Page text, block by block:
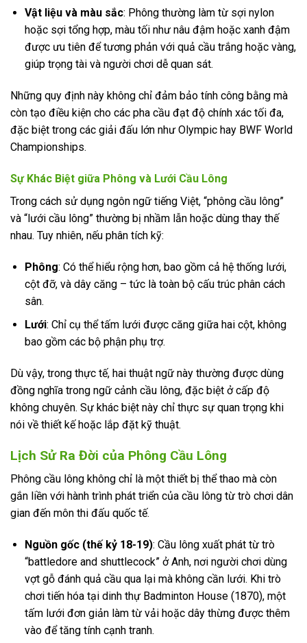
Vật liệu và màu sắc: Phông thường làm từ sợi nylon
hoặc sợi tổng hợp, màu tối như nâu đậm hoặc xanh đậm
được ưu tiên để tương phản với quả cầu trắng hoặc vàng,
giúp trọng tài và người chơi dễ quan sát.
Những quy định này không chỉ đảm bảo tính công bằng mà
còn tạo điều kiện cho các pha cầu đạt độ chính xác tối đa,
đặc biệt trong các giải đấu lớn như Olympic hay BWF World
Championships.
Sự Khác Biệt giữa Phông và Lưới Cầu Lông
Trong cách sử dụng ngôn ngữ tiếng Việt, “phông cầu lông”
và “lưới cầu lông” thường bị nhầm lẫn hoặc dùng thay thế
nhau. Tuy nhiên, nếu phân tích kỹ:
Phông: Có thể hiểu rộng hơn, bao gồm cả hệ thống lưới,
cột đỡ, và dây căng – tức là toàn bộ cấu trúc phân cách
sân.
Lưới: Chỉ cụ thể tấm lưới được căng giữa hai cột, không
bao gồm các bộ phận phụ trợ.
Dù vậy, trong thực tế, hai thuật ngữ này thường được dùng
đồng nghĩa trong ngữ cảnh cầu lông, đặc biệt ở cấp độ
không chuyên. Sự khác biệt này chỉ thực sự quan trọng khi
nói về thiết kế hoặc lắp đặt kỹ thuật.
Lịch Sử Ra Đời của Phông Cầu Lông
Phông cầu lông không chỉ là một thiết bị thể thao mà còn
gắn liền với hành trình phát triển của cầu lông từ trò chơi dân
gian đến môn thi đấu quốc tế.
Nguồn gốc (thế kỷ 18-19): Cầu lông xuất phát từ trò
“battledore and shuttlecock” ở Anh, nơi người chơi dùng
vợt gỗ đánh quả cầu qua lại mà không cần lưới. Khi trò
chơi tiến hóa tại dinh thự Badminton House (1870), một
tấm lưới đơn giản làm từ vải hoặc dây thừng được thêm
vào để tăng tính cạnh tranh.